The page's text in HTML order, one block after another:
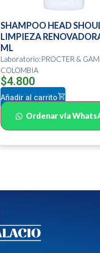
SHAMPOO HEAD
LIMPIEZA
ML
Laboratorio:PROCTER &
COLOMBIA
$4.800
Añadir al carrito
Ordenar vía